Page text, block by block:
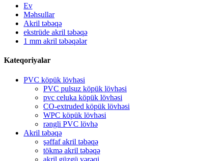
Ev
Məhsullar
Akril təbəqə
ekstrüde akril təbəqə
1 mm akril təbəqələr
Kateqoriyalar
PVC köpük lövhəsi
PVC pulsuz köpük lövhəsi
pvc celuka köpük lövhəsi
CO-extruded köpük lövhəsi
WPC köpük lövhəsi
rəngli PVC lövhə
Akril təbəqə
şəffaf akril təbəqə
tökmə akril təbəqə
akril güzgü vərəqi